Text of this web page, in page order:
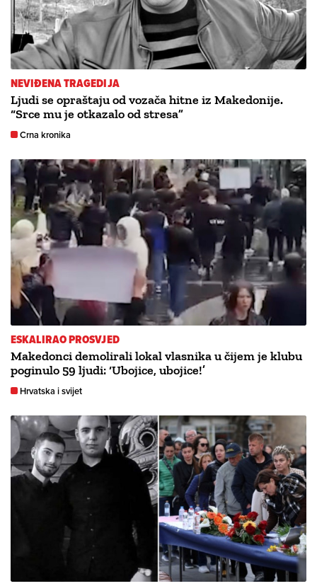
NEVIĐENA TRAGEDIJA
Ljudi se opraštaju od vozača hitne iz Makedonije.
“Srce mu je otkazalo od stresa”
Crna kronika
ESKALIRAO PROSVJED
Makedonci demolirali lokal vlasnika u čijem je klubu
poginulo 59 ljudi: ‘Ubojice, ubojice!’
Hrvatska i svijet